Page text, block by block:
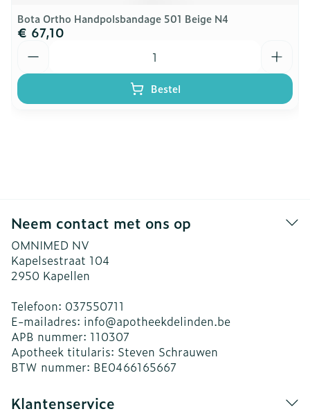
Bota Ortho Handpolsbandage 501 Beige N4
€ 67,10
Bestel
Neem contact met ons op
OMNIMED NV
Kapelsestraat 104
2950 Kapellen
Telefoon: 037550711
E-mailadres: info@apotheekdelinden.be
APB nummer: 110307
Apotheek titularis: Steven Schrauwen
BTW nummer: BE0466165667
Klantenservice